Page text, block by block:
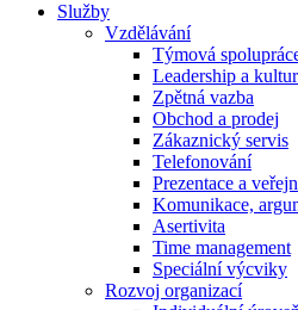
Služby
Vzdělávání
Týmová
Leadership a
Zpětná vazba
Obchod a prodej
Zákaznický servis
Telefonování
Prezentace a
Komunikace,
Asertivita
Time management
Speciální výcviky
Rozvoj organizací